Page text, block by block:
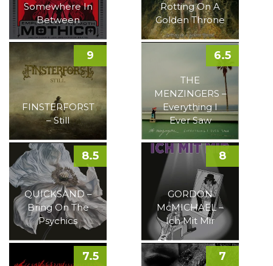
Somewhere In
Between
Rotting On A
Golden Throne
FINSTERFORST
– Still
9
THE
MENZINGERS –
Everything I
Ever Saw
6.5
QUICKSAND –
Bring On The
Psychics
8.5
GORDON
McMICHAEL –
Ich Mit Mir
8
7.5 7